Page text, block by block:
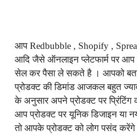
आप Redbubble , Shopify ,
आदि जैसे ऑनलाइन प्लेटफार्म पर आप
सेल कर पैसा ले सकते है । आपको बता
प्रोडक्ट की डिमांड आजकल बहुत
के अनुसार अपने प्रोडक्ट पर प्रिंटिंग
आप प्रोडक्ट पर यूनिक डिजाइन या
तो आपके प्रोडक्ट को लोग पसंद